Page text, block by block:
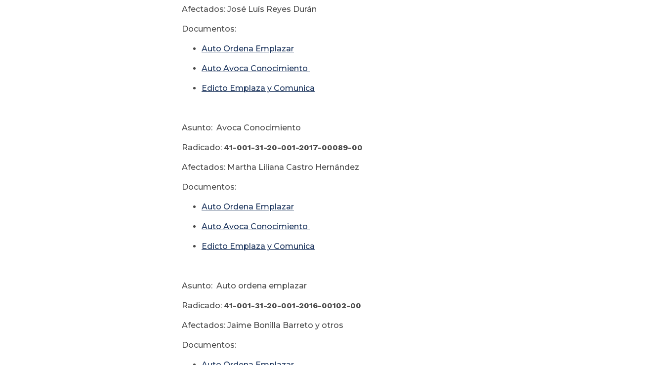
Afectados: José Luís Reyes Durán
Documentos:
Auto Ordena Emplazar
Auto Avoca Conocimiento
Edicto Emplaza y Comunica
Asunto: Avoca Conocimiento
Radicado: 41-001-31-20-001-2017-00089-00
Afectados: Martha Liliana Castro Hernández
Documentos:
Auto Ordena Emplazar
Auto Avoca Conocimiento
Edicto Emplaza y Comunica
Asunto: Auto ordena emplazar
Radicado: 41-001-31-20-001-2016-00102-00
Afectados: Jaime Bonilla Barreto y otros
Documentos: